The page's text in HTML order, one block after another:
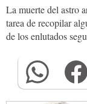
La muerte del astro
tarea de recopilar
de los enlutados